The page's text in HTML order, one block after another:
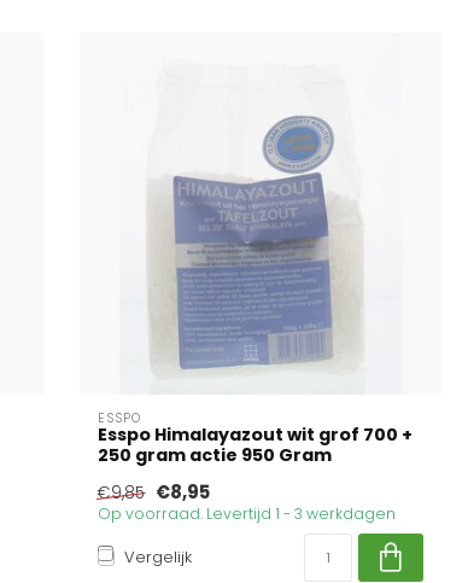
ESSPO
Esspo Himalayazout wit grof 700 +
250 gram actie 950 Gram
€9,85 €8,95
Op voorraad. Levertijd 1 - 3 werkdagen
Vergelijk